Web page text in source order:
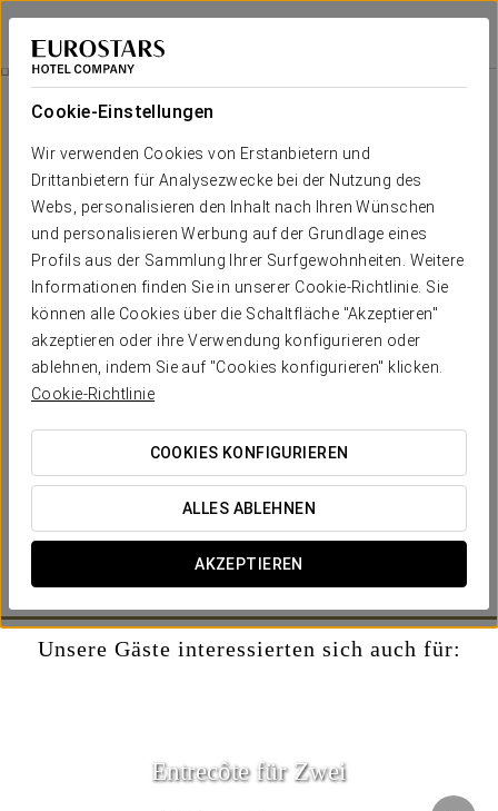
Cookie-Einstellungen
Wir verwenden Cookies von Erstanbietern und
Drittanbietern für Analysezwecke bei der Nutzung des
Webs, personalisieren den Inhalt nach Ihren Wünschen
und personalisieren Werbung auf der Grundlage eines
Profils aus der Sammlung Ihrer Surfgewohnheiten. Weitere
Informationen finden Sie in unserer Cookie-Richtlinie. Sie
können alle Cookies über die Schaltfläche "Akzeptieren"
akzeptieren oder ihre Verwendung konfigurieren oder
ablehnen, indem Sie auf "Cookies konfigurieren" klicken.
Cookie-Richtlinie
COOKIES KONFIGURIEREN
ALLES ABLEHNEN
AKZEPTIEREN
Eurostars Valladolid
VALLADOLID
Privater Spa-Zugang
25 €
Privater Spa-Zugang
Entspannung in unserem privaten Spa mit Zugang pro Person
und Aufenthalt, um Ihr Wellnesserlebnis in völliger Ruhe zu
*Angebot gilt für Hotelgäste.
*Reservierung erforderlich unter
Unsere Gäste interessierten sich auch für:
Entrecôte für Zwei